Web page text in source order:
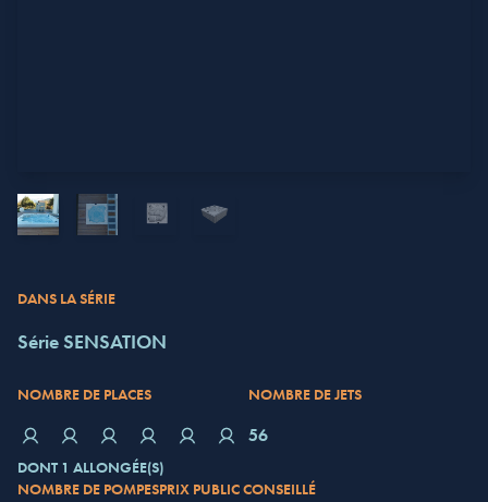
DANS LA SÉRIE
Série SENSATION
NOMBRE DE PLACES
DONT 1 ALLONGÉE(S)
NOMBRE DE JETS
56
NOMBRE DE POMPESPRIX PUBLIC CONSEILLÉ